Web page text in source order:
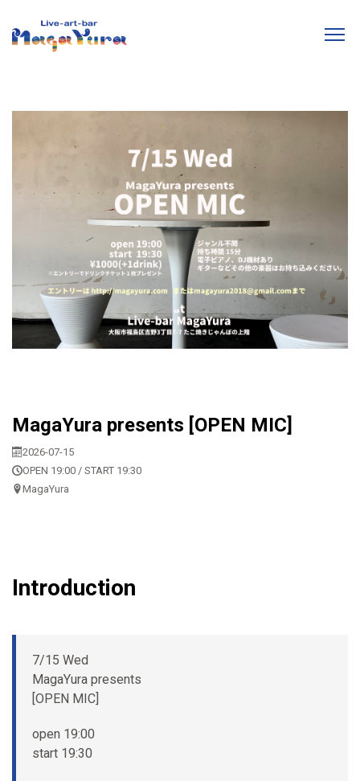
MagaYura presents [OPEN MIC]
2026-07-15
OPEN 19:00 / START 19:30
MagaYura
Introduction
7/15 Wed
MagaYura presents
[OPEN MIC]
open 19:00
start 19:30